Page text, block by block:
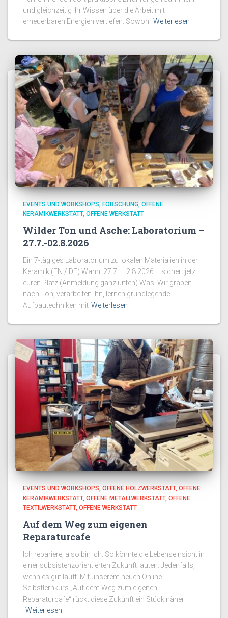
und gleichzeitig ihr Wissen über die Arbeit mit
erneuerbaren Energien vertiefen. Sowohl Weiterlesen
EVENTS UND WORKSHOPS FORSCHUNG OFFENE
KERAMIKWERKSTATT OFFENE WERKSTATT
Wilder Ton und Asche: Laboratorium –
27.7.-02.8.2026
Ein 7-tägiges Laboratorium zu lokalen Materialien in der
Keramik (EN / DE) Wann: 27.7. – 2.8.2026 – sichert jetzt
euren Platz (Anmeldung ganz unten) Was: Wir graben
nach Ton, verarbeiten ihn, lernen grundlegende
Aufbautechniken mit Weiterlesen
EVENTS UND WORKSHOPS OFFENE HOLZWERKSTATT OFFENE
KERAMIKWERKSTATT OFFENE METALLWERKSTATT OFFENE
TEXTILWERKSTATT OFFENE WERKSTATT
Auf dem Weg zum eigenen
Reparaturcafe
Ich repariere, also bin ich. So könnte die Lebenseinsicht in
einer subsistenzorientierten Zukunft lauten. Jedenfalls,
wenn es gut läuft. Mit unserem neuen Online-
Selbstlernkurs „Auf dem Weg zum eigenen
Reparaturcafe“ rückt diese Zukunft ein Stück näher:
Weiterlesen